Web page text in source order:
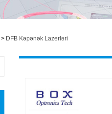
> DFB Kəpənək Lazerləri